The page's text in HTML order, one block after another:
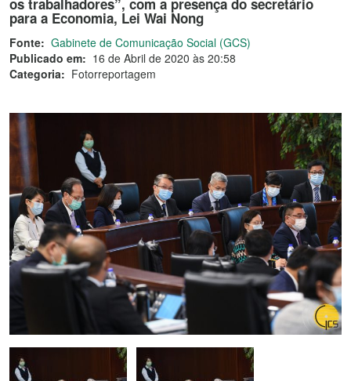
os trabalhadores”, com a presença do secretário
para a Economia, Lei Wai Nong
Fonte: Gabinete de Comunicação Social (GCS)
Publicado em: 16 de Abril de 2020 às 20:58
Categoria: Fotorreportagem